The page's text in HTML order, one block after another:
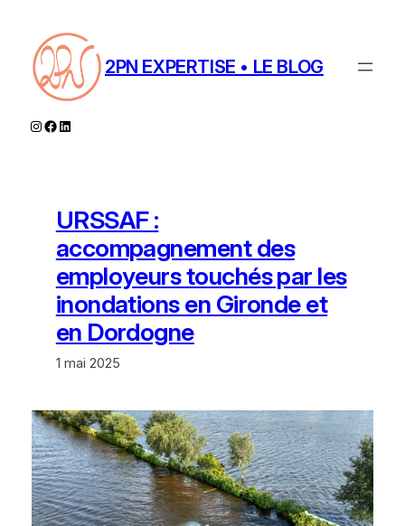
contenu
2PN EXPERTISE • LE BLOG
Instagram
Facebook
LinkedIn
URSSAF :
accompagnement des
employeurs touchés par les
inondations en Gironde et
en Dordogne
1 mai 2025